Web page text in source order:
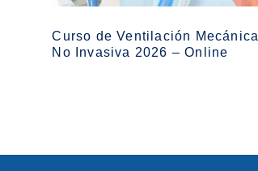
Curso de Ventilación Mecánica
No Invasiva 2026 – Online